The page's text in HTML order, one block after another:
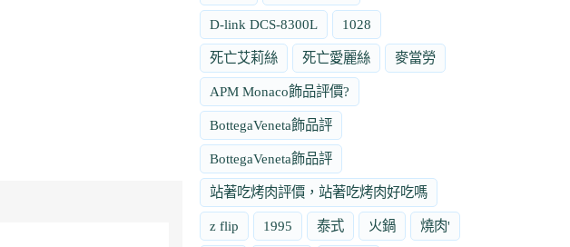
D-link DCS-8300L 1028
死亡艾莉絲 死亡愛麗絲 麥當勞
APM Monaco飾品評價?
BottegaVeneta飾品評
BottegaVeneta飾品評
站著吃烤肉評價，站著吃烤肉好吃嗎
z flip 1995 泰式 火鍋 燒肉'